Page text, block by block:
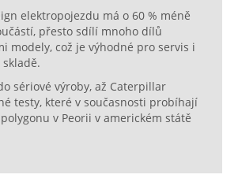
elektropojezdu má o 60 % méně
přesto sdílí mnoho dílů
modely, což je výhodné pro servis i
sériové výroby, až Caterpillar
testy, které v současnosti probíhají
v Peorii v americkém státě